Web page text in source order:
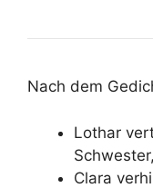
Nach dem
Lothar
Clara